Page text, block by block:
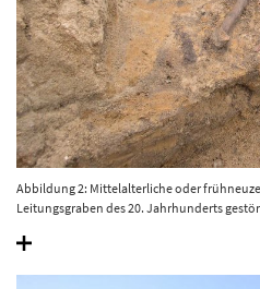
Abbildung 2: Mittelalterliche oder
Leitungsgraben des 20. Jahrhunderts